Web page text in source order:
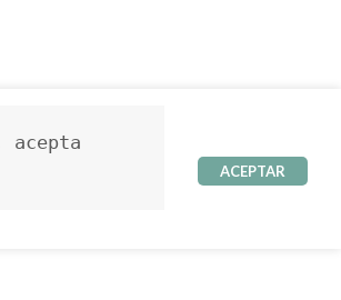
ACEPTAR